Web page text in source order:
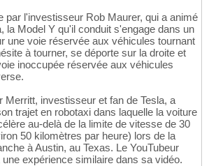
par l'investisseur Rob Maurer, qui a animé
la Model Y qu'il conduit s'engage dans un
une voie réservée aux véhicules tournant
à tourner, se déporte sur la droite et
inoccupée réservée aux véhicules
Merritt, investisseur et fan de Tesla, a
trajet en robotaxi dans laquelle la voiture
au-delà de la limite de vitesse de 30
50 kilomètres par heure) lors de la
à Austin, au Texas. Le YouTubeur
expérience similaire dans sa vidéo.